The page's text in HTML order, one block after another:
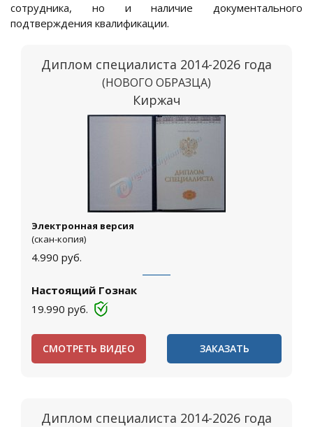
сотрудника, но и наличие документального
подтверждения квалификации.
Диплом специалиста 2014-2026 года
(НОВОГО ОБРАЗЦА)
Киржач
Электронная версия
(скан-копия)
4.990 руб.
Настоящий Гознак
19.990 руб.
СМОТРЕТЬ ВИДЕО ЗАКАЗАТЬ
Диплом специалиста 2014-2026 года